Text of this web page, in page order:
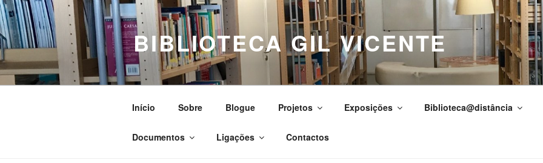
Saltar
para
o
conteúdo
BIBLIOTECA GIL VICENTE
Início Sobre Blogue Projetos Exposições Biblioteca@distância
Documentos Ligações Contactos